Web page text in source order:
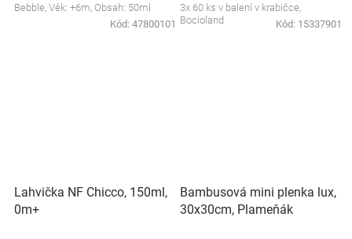
Bebble, Věk: +6m, Obsah: 50ml
Kód: 47800101
3x 60 ks v balení v krabičce,
Bocioland
Kód: 15337901
Lahvička NF Chicco, 150ml,
0m+
Bambusová mini plenka lux,
30x30cm, Plameňák